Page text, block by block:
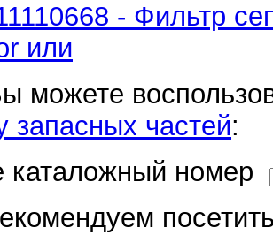
- Фильтр
или
можете
запасных частей:
каталожный номер